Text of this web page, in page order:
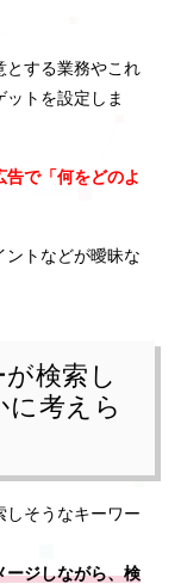
とする業務やこれ
トを設定しま
で「何をどのよ
ントなどが曖昧な
検索し
に考えら
しそうなキーワー
ージしながら、検